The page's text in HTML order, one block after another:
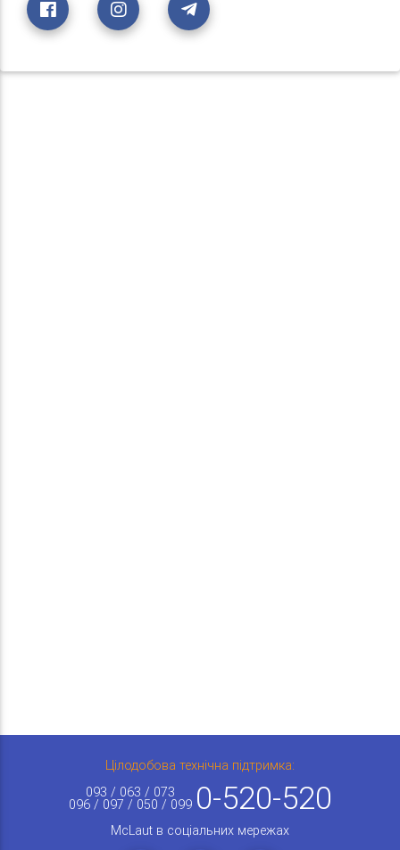
Цілодобова технічна підтримка:
093 / 063 / 073
096 / 097 / 050 / 099 0-520-520
McLaut в соціальних мережах